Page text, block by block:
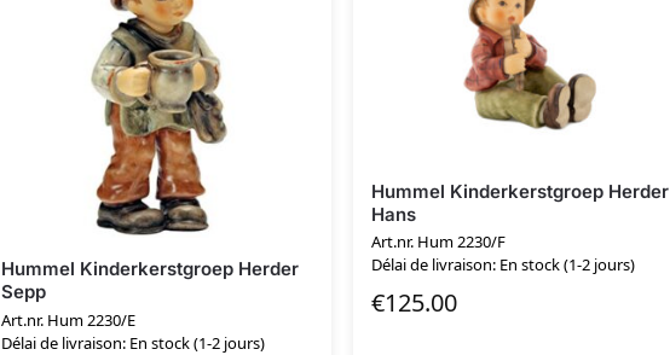
Hummel Kinderkerstgroep Herder
Sepp
Art.nr. Hum 2230/E
Délai de livraison: En stock (1-2 jours)
Hummel Kinderkerstgroep Herder
Hans
Art.nr. Hum 2230/F
Délai de livraison: En stock (1-2 jours)
€125.00